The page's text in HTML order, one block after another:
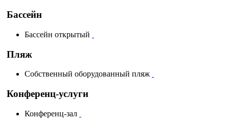
Бассейн
Бассейн открытый
Пляж
Собственный оборудованный пляж
Конференц-услуги
Конференц-зал